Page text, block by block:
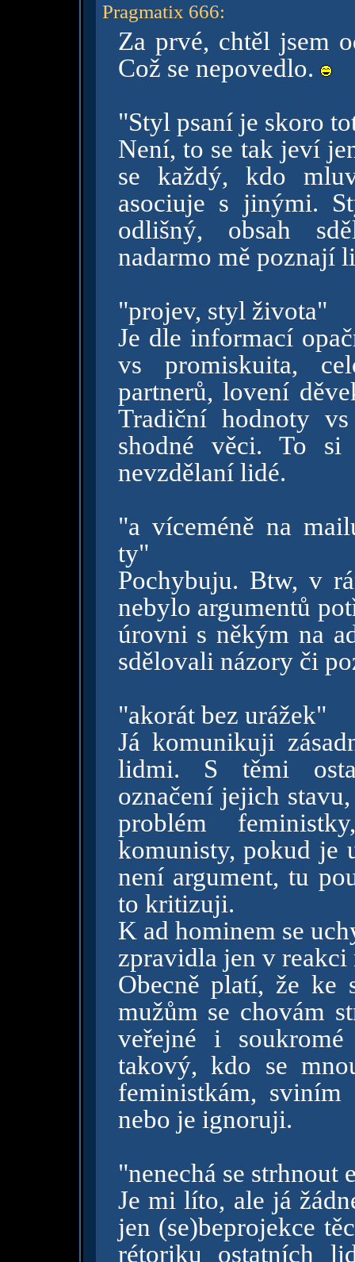
Pragmatix 666:
Za prvé, chtěl jsem
Což se nepovedlo.
"Styl psaní je skoro
Není, to se tak jeví
se každý, kdo
asociuje s jinými.
odlišný, obsah
nadarmo mě poznají
"projev, styl života"
Je dle informací
vs promiskuita,
partnerů, lovení
Tradiční hodnoty
shodné věci. To si
nevzdělaní lidé.
"a víceméně na
ty"
Pochybuju. Btw, v
nebylo argumentů
úrovni s někým na
sdělovali názory či
"akorát bez urážek"
Já komunikuji
lidmi. S těmi
označení jejich
problém
komunisty, pokud je
není argument, tu
to kritizuji.
K ad hominem se
zpravidla jen v reakci
Obecně platí, že ke
mužům se chovám
veřejné i
takový, kdo se
feministkám,
nebo je ignoruji.
"nenechá se strhnout
Je mi líto, ale já
jen (se)beprojekce
rétoriku ostatních